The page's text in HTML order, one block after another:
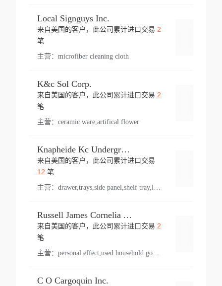
Local Signguys Inc.
来自美国的客户，此公司累计进口交易 2
笔
主营： microfiber cleaning cloth
K&c Sol Corp.
来自美国的客户，此公司累计进口交易 2
笔
主营： ceramic ware,artifical flower
Knapheide Kc Underground
来自美国的客户，此公司累计进口交易
12 笔
主营：
Russell James Cornelia Arlington Va
来自美国的客户，此公司累计进口交易 2
笔
主营： personal effect,used household goods
C O Cargoquin Inc.